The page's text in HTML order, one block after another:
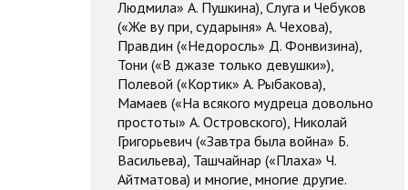
Людмила» А. Пушкина), Слуга и Чебуков
(«Же ву при, сударыня» А. Чехова),
Правдин («Недоросль» Д. Фонвизина),
Тони («В джазе только девушки»),
Полевой («Кортик» А. Рыбакова),
Мамаев («На всякого мудреца довольно
простоты» А. Островского), Николай
Григорьевич («Завтра была война» Б.
Васильева), Ташчайнар («Плаха» Ч.
Айтматова) и многие, многие другие.